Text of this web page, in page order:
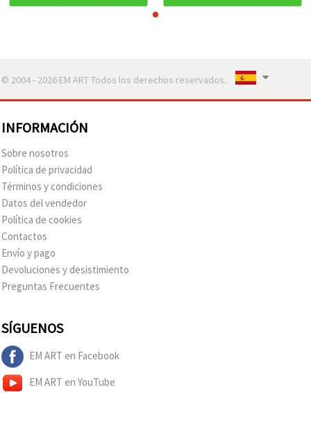
© 2004 - 2026 EM ART Todos los derechos reservados..
INFORMACIÓN
Sobre nosotros
Política de privacidad
Términos y condiciones
Datos del vendedor
Política de cookies
Contactos
Envío y pago
Devoluciones y desistimiento
Preguntas Frecuentes
SÍGUENOS
EM ART en Facebook
EM ART en YouTube